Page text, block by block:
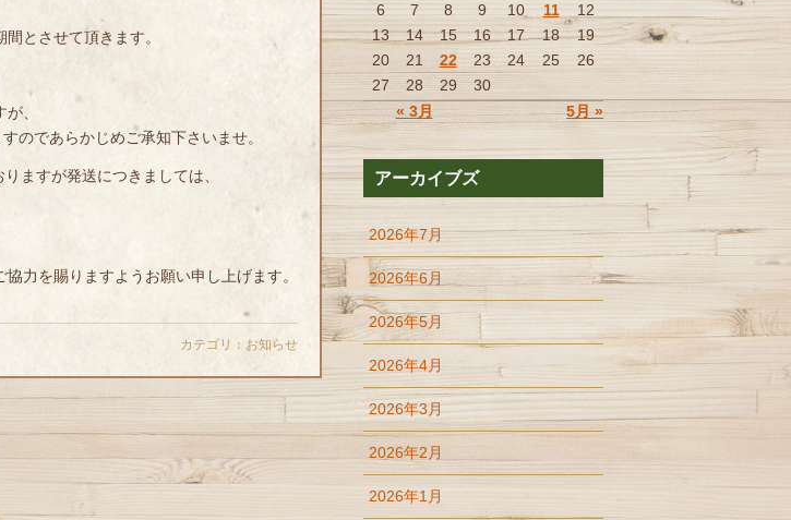
とさせて頂きます。
、
のであらかじめご承知下さいませ。
ますが発送につきましては、
力を賜りますようお願い申し上げます。
カテゴリ： お知らせ
« 3月 5月 »
6
7 8 9 10 11
12
13
14 15 16 17 18
19
20
21 22 23 24 25
26
27
28 29 30
アーカイブズ
2026年7月
2026年6月
2026年5月
2026年4月
2026年3月
2026年2月
2026年1月